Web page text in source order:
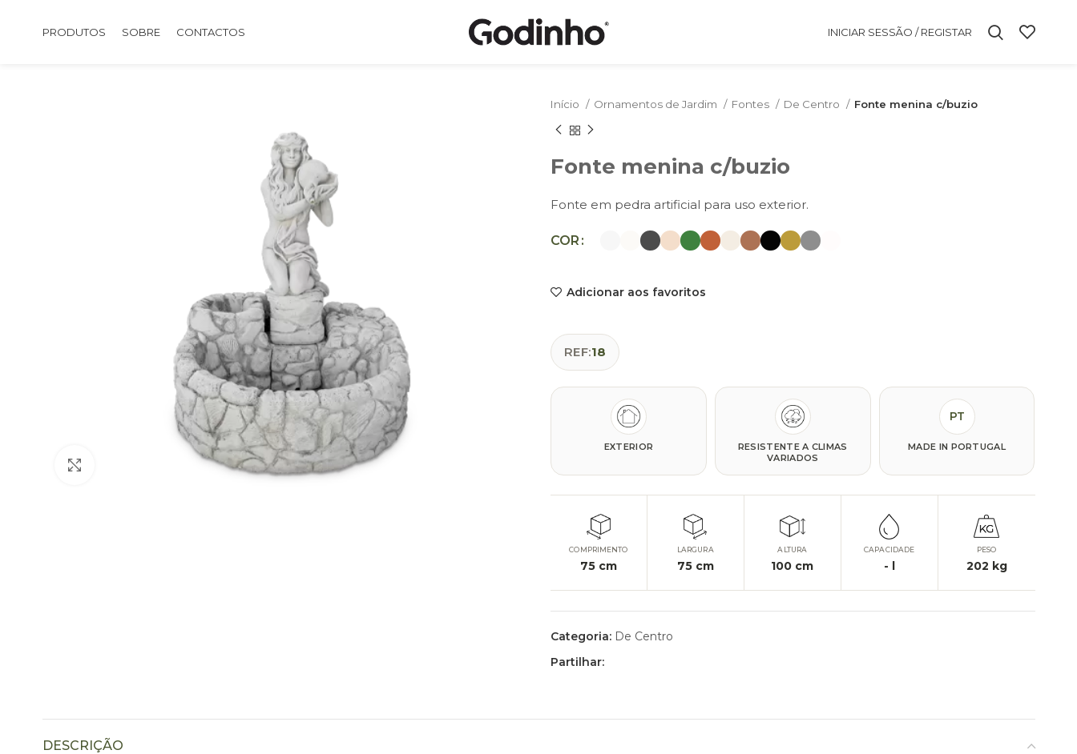
PRODUTOS SOBRE CONTACTOS INICIAR SESSÃO / REGISTAR
Início Ornamentos de Jardim Fontes De Centro Fonte menina c/buzio
Fonte menina c/buzio
Fonte em pedra artificial para uso exterior.
COR
Adicionar aos favoritos
REF:18
EXTERIOR
RESISTENTE A CLIMAS
VARIADOS
PT
MADE IN PORTUGAL
COMPRIMENTO
75 cm
LARGURA
75 cm
ALTURA
100 cm
CAPACIDADE
- l
PESO
202 kg
Categoria: De Centro
Partilhar:
DESCRIÇÃO